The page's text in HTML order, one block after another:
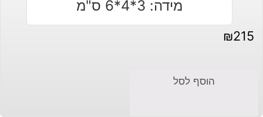
₪215
הוסף לסל